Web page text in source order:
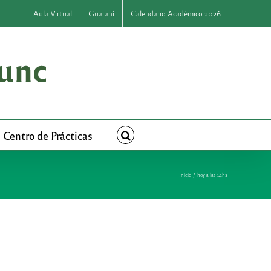
Aula Virtual Guaraní Calendario Académico 2026
Centro de Prácticas
Inicio hoy a las 14hs